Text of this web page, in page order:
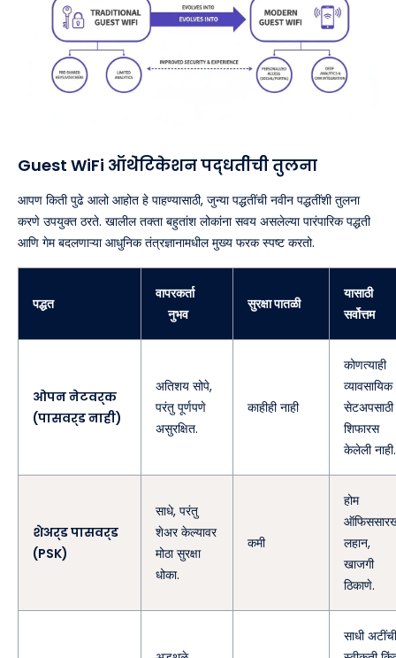
Guest WiFi ऑथेंटिकेशन पद्धतींची तुलना
आपण किती पुढे आलो आहोत हे पाहण्यासाठी, जुन्या पद्धतींची नवीन पद्धतींशी तुलना
करणे उपयुक्त ठरते. खालील तक्ता बहुतांश लोकांना सवय असलेल्या पारंपारिक पद्धती
आणि गेम बदलणाऱ्या आधुनिक तंत्रज्ञानामधील मुख्य फरक स्पष्ट करतो.
पद्धत
वापरकर्ता
अनुभव
सुरक्षा पातळी
यासाठी
सर्वोत्तम
ओपन नेटवर्क
(पासवर्ड नाही)
अतिशय सोपे,
परंतु पूर्णपणे
असुरक्षित.
काहीही नाही
कोणत्याही
व्यावसायिक
सेटअपसाठी
शिफारस
केलेली नाही.
शेअर्ड पासवर्ड
(PSK)
साधे, परंतु
शेअर केल्यावर
मोठा सुरक्षा
धोका.
कमी
होम
लहान,
खाजगी
ठिकाणे.
साधी अटींची